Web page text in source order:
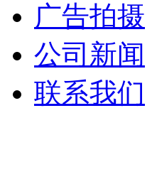
广告拍摄
公司新闻
联系我们